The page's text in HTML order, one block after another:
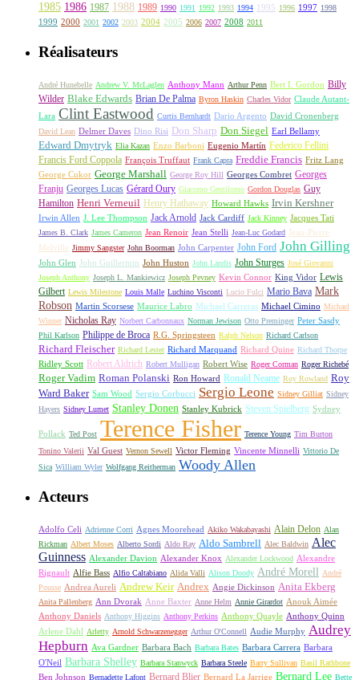
1985 1986 1987 1988 1989 1990 1991 1992 1993 1994 1995 1996 1997 1998
1999 2000 2001 2002 2003 2004 2005 2006 2007 2008 2011
Réalisateurs
André Hunebelle Andrew V. McLaglen Anthony Mann Arthur Penn Bert I. Gordon Billy
Wilder Blake Edwards Brian De Palma Byron Haskin Charles Vidor Claude Autant-
Lara Clint Eastwood Curtis Bernhardt Dario Argento David Cronenberg
David Lean Delmer Daves Dino Risi Don Sharp Don Siegel Earl Bellamy
Edward Dmytryk Elia Kazan Enzo Barboni Eugenio Martín Federico Fellini
Francis Ford Coppola François Truffaut Frank Capra Freddie Francis Fritz Lang
George Cukor George Marshall George Roy Hill Georges Combret Georges
Franju Georges Lucas Gérard Oury Giacomo Gentilomo Gordon Douglas Guy
Hamilton Henri Verneuil Henry Hathaway Howard Hawks Irvin Kershner
Irwin Allen J. Lee Thompson Jack Arnold Jack Cardiff Jack Kinney Jacques Tati
James B. Clark James Cameron Jean Renoir Jean Stelli Jean-Luc Godard
Jean-Pierre
Melville Jimmy Sangster John Boorman John Carpenter John Ford John Gilling
John Glen John Guillermin John Huston John Landis John Sturges José Giovanni
Joseph Anthony Joseph L. Mankiewicz Joseph Pevney Kevin Connor King Vidor Lewis
Gilbert Lewis Milestone Louis Malle Luchino Visconti Lucio Fulci Mario Bava Mark
Robson Martin Scorsese Maurice Labro Michael Carreras Michael Cimino Michael
Winner Nicholas Ray Norbert Carbonnaux Norman Jewison Otto Preminger Peter Sasdy
Phil Karlson Philippe de Broca R.G. Springsteen Ralph Nelson Richard Carlson
Richard Fleischer Richard Lester Richard Marquand Richard Quine Richard Thorpe
Ridley Scott Robert Aldrich Robert Mulligan Robert Wise Roger Corman Roger Richebé
Roger Vadim Roman Polanski Ron Howard Ronald Neame Roy Rowland Roy
Ward Baker Sam Wood Sergio Corbucci Sergio Leone Sidney Gilliat Sidney
Hayers Sidney Lumet Stanley Donen Stanley Kubrick Steven Spielberg Sydney
Pollack Ted Post Terence Fisher Terence Young Tim Burton
Tonino Valerii Val Guest Vernon Sewell Victor Fleming Vincente Minnelli Vittorio De
Sica William Wyler Wolfgang Reitherman Woody Allen
Acteurs
Adolfo Celi Adrienne Corri Agnes Moorehead Akiko Wakabayashi Alain Delon Alan
Rickman Albert Moses Alberto Sordi Aldo Ray Aldo Sambrell Alec Baldwin Alec
Guinness Alexander Davion Alexander Knox Alexander Lockwood Alexandre
Rignault Alfie Bass Alfio Caltabiano Alida Valli Alison Doody André Morell André
Pousse Andrea Aureli Andrew Keir Andrex Angie Dickinson Anita Ekberg
Anita Pallenberg Ann Dvorak Anne Baxter Anne Helm Annie Girardot Anouk Aimée
Anthony Daniels Anthony Higgins Anthony Perkins Anthony Quayle Anthony Quinn
Arlene Dahl Arletty Arnold Schwarzenegger Arthur O'Connell Audie Murphy Audrey
Hepburn Ava Gardner Barbara Bach Barbara Bates Barbara Carrera Barbara
O'Neil Barbara Shelley Barbara Stanwyck Barbara Steele Barry Sullivan Basil Rathbone
Ben Johnson Bernadette Lafont Bernard Blier Bernard La Jarrige Bernard Lee Bette